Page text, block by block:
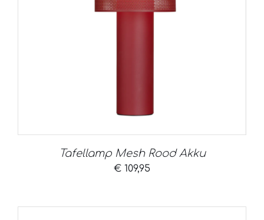
Tafellamp Mesh Rood Akku
€ 109,95